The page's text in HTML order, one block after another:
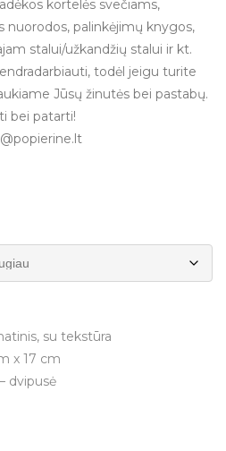
kortelės svečiams,
nuorodos, palinkėjimų knygos,
stalui/užkandžių stalui ir kt.
todėl jeigu turite
Jūsų žinutės bei pastabų.
bei patarti!
su tekstūra
x 17 cm
dvipusė